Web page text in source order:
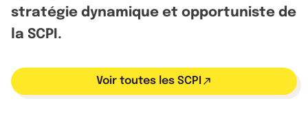
stratégie dynamique et opportuniste de
la SCPI.
Voir toutes les SCPI